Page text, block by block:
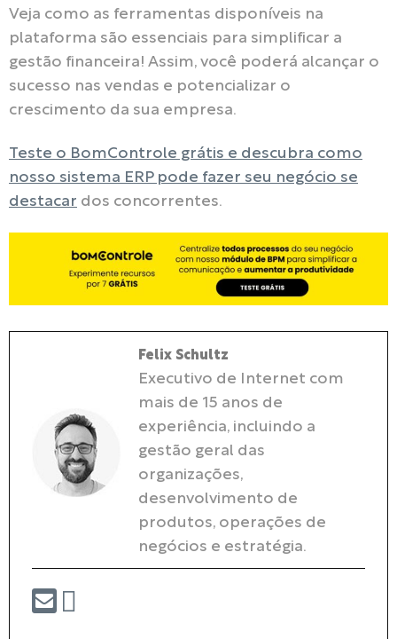
Veja como as ferramentas disponíveis na
plataforma são essenciais para simplificar a
gestão financeira! Assim, você poderá alcançar o
sucesso nas vendas e potencializar o
crescimento da sua empresa.
Teste o BomControle grátis e descubra como
nosso sistema ERP pode fazer seu negócio se
destacar dos concorrentes.
Felix Schultz
Executivo de Internet com
mais de 15 anos de
experiência, incluindo a
gestão geral das
organizações,
desenvolvimento de
produtos, operações de
negócios e estratégia.